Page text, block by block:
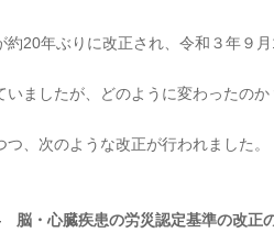
約20年ぶりに改正され、令和３年９
いましたが、どのように変わったの
、次のような改正が行われました。
心臓疾患の労災認定基準の